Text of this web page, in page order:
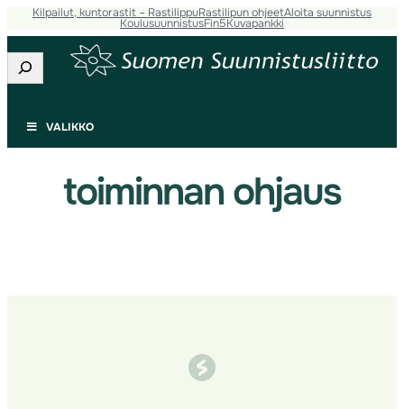
Siirry
sisältöön
Kilpailut, kuntorastit – RastilippuRastilipun ohjeetAloita suunnistus
KoulusuunnistusFin5Kuvapankki
Etsi
VALIKKO
toiminnan ohjaus